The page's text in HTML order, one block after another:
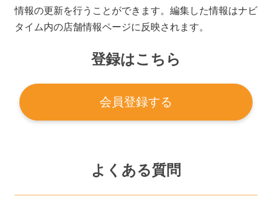
情報の更新を行うことができます。編集した情報はナビ
タイム内の店舗情報ページに反映されます。
登録はこちら
会員登録する
よくある質問